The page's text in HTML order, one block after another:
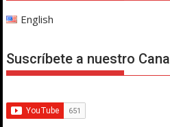
English
Suscríbete a nuestro